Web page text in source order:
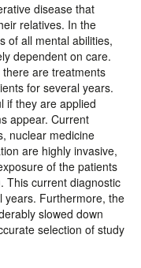
disease that
relatives. In the
of all mental abilities,
dependent on care.
are treatments
for several years.
if they are applied
appear. Current
nuclear medicine
are highly invasive,
of the patients
This current diagnostic
years. Furthermore, the
slowed down
selection of study